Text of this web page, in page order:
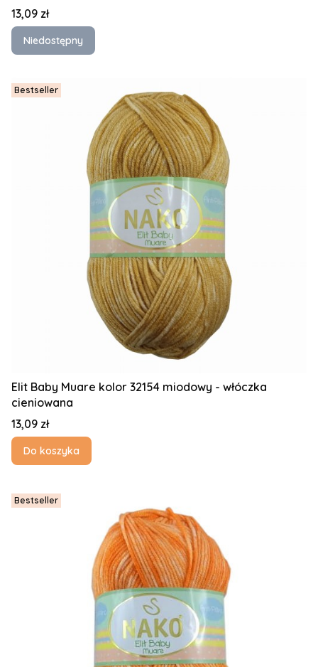
Cena
13,09 zł
Niedostępny
Bestseller
Elit Baby Muare kolor 32154 miodowy - włóczka
cieniowana
Cena
13,09 zł
Do koszyka
Bestseller